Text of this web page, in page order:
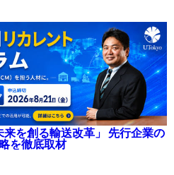
を創る輸送改革」 先行企業の
を徹底取材